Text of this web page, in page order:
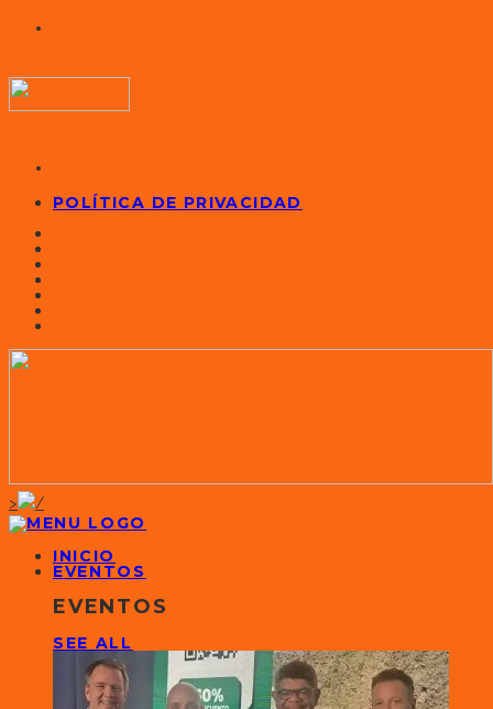
POLÍTICA DE PRIVACIDAD
>
INICIO
EVENTOS
EVENTOS
SEE ALL